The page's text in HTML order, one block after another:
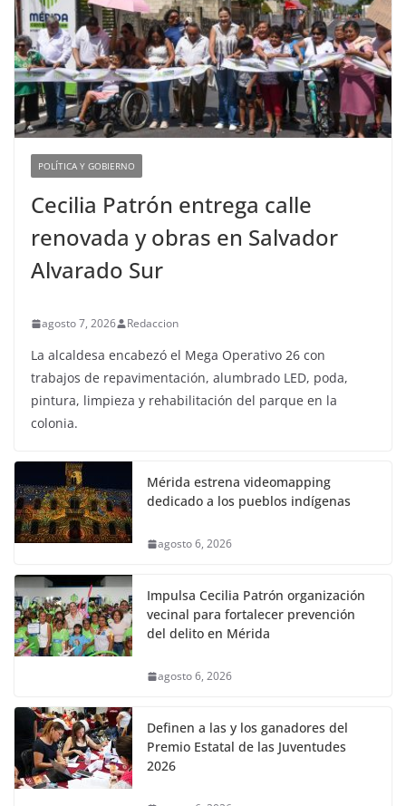
POLÍTICA Y GOBIERNO
Cecilia Patrón entrega calle
renovada y obras en Salvador
Alvarado Sur
agosto 7, 2026 Redaccion
La alcaldesa encabezó el Mega Operativo 26 con
trabajos de repavimentación, alumbrado LED, poda,
pintura, limpieza y rehabilitación del parque en la
colonia.
Mérida estrena videomapping
dedicado a los pueblos indígenas
agosto 6, 2026
Impulsa Cecilia Patrón organización
vecinal para fortalecer prevención
del delito en Mérida
agosto 6, 2026
Definen a las y los ganadores del
Premio Estatal de las Juventudes
2026